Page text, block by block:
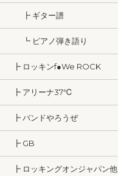
┣ ギター譜
┗ ピアノ弾き語り
┣ ロッキンf●We ROCK
┣ アリーナ37℃
┣ バンドやろうぜ
┣ GB
┣ ロッキングオンジャパン他